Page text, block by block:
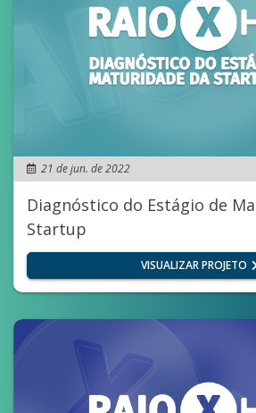
21 de jun. de 2022
Diagnóstico do Estágio de
Startup
VISUALIZAR PROJETO